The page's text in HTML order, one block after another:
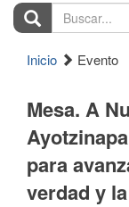
Buscar...
Inicio Evento
Mesa. A
para
verdad y